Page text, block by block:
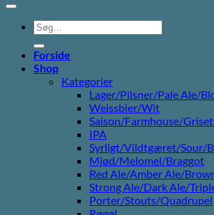
Søg
efter:
Forside
Shop
Kategorier
Lager/Pilsner/Pale Ale/
Weissbier/Wit
Saison/Farmhouse/
IPA
Syrligt/Vildtgæret/Sour/
Mjød/Melomel/Braggot
Red Ale/Amber Ale/
Strong Ale/Dark Ale/
Porter/Stouts/Quadrupel